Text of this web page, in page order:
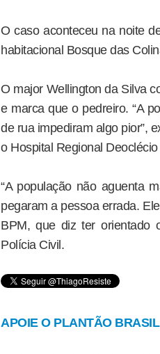
O caso aconteceu na noite
habitacional Bosque das
O major Wellington da Silva
e marca que o pedreiro. “A
de rua impediram algo pior”,
o Hospital Regional
“A população não aguenta
pegaram a pessoa errada.
BPM, que diz ter orientado
Polícia Civil.
APOIE O PLANTÃO